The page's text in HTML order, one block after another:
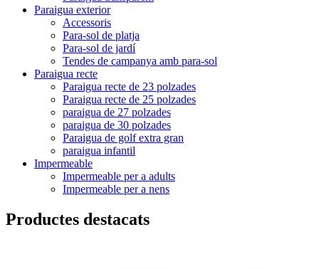
Paraigua exterior
Accessoris
Para-sol de platja
Para-sol de jardí
Tendes de campanya amb para-sol
Paraigua recte
Paraigua recte de 23 polzades
Paraigua recte de 25 polzades
paraigua de 27 polzades
paraigua de 30 polzades
Paraigua de golf extra gran
paraigua infantil
Impermeable
Impermeable per a adults
Impermeable per a nens
Productes destacats